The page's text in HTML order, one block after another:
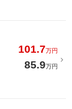
101.7万円
85.9万円